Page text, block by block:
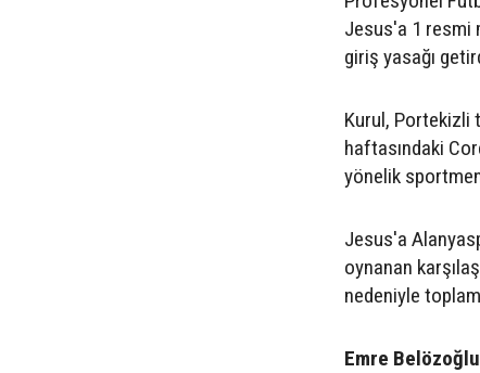
Jesus'a 1 resmi
giriş yasağı
Kurul, Portekizli
haftasındaki
yönelik
Jesus'a
oynanan
nedeniyle
Emre